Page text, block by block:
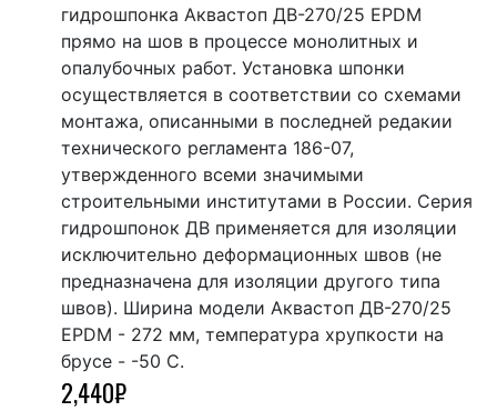
гидрошпонка Аквастоп ДВ-270/25 EPDM
прямо на шов в процессе монолитных и
опалубочных работ. Установка шпонки
осуществляется в соответствии со схемами
монтажа, описанными в последней редакии
технического регламента 186-07,
утвержденного всеми значимыми
строительными институтами в России. Серия
гидрошпонок ДВ применяется для изоляции
исключительно деформационных швов (не
предназначена для изоляции другого типа
швов). Ширина модели Аквастоп ДВ-270/25
EPDM - 272 мм, температура хрупкости на
брусе - -50 С.
2,440₽